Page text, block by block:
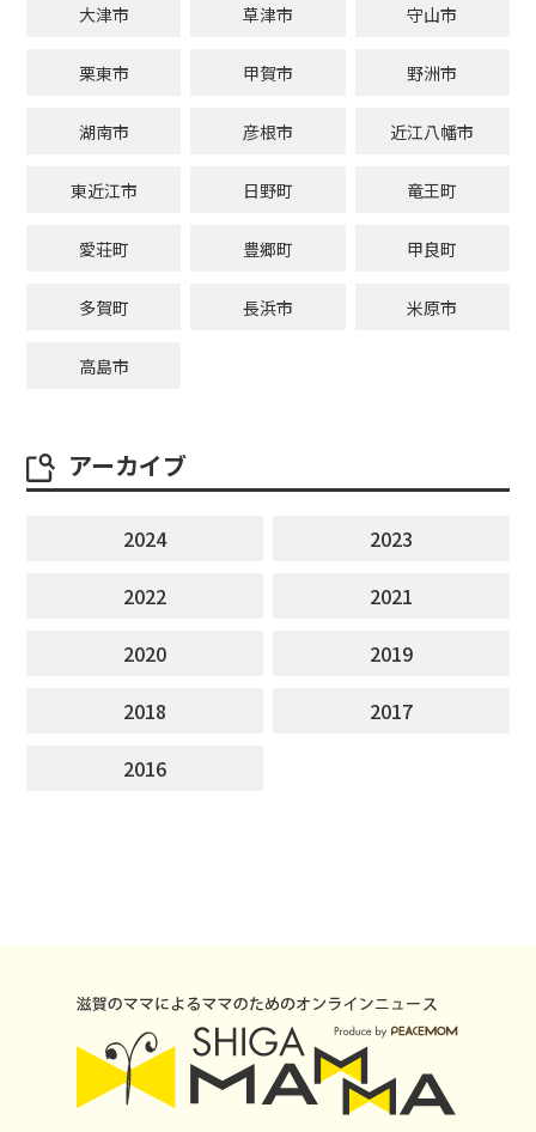
大津市 草津市 守山市
栗東市 甲賀市 野洲市
湖南市 彦根市 近江八幡市
東近江市 日野町 竜王町
愛荘町 豊郷町 甲良町
多賀町 長浜市 米原市
高島市
アーカイブ
2024
2023
2022
2021
2020
2019
2018
2017
2016